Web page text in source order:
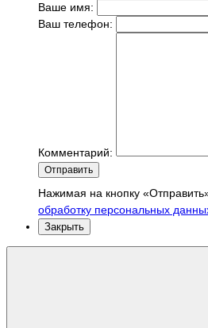
Ваше имя:
Ваш телефон:
Комментарий:
Отправить
Нажимая на кнопку
обработку персональных
Закрыть